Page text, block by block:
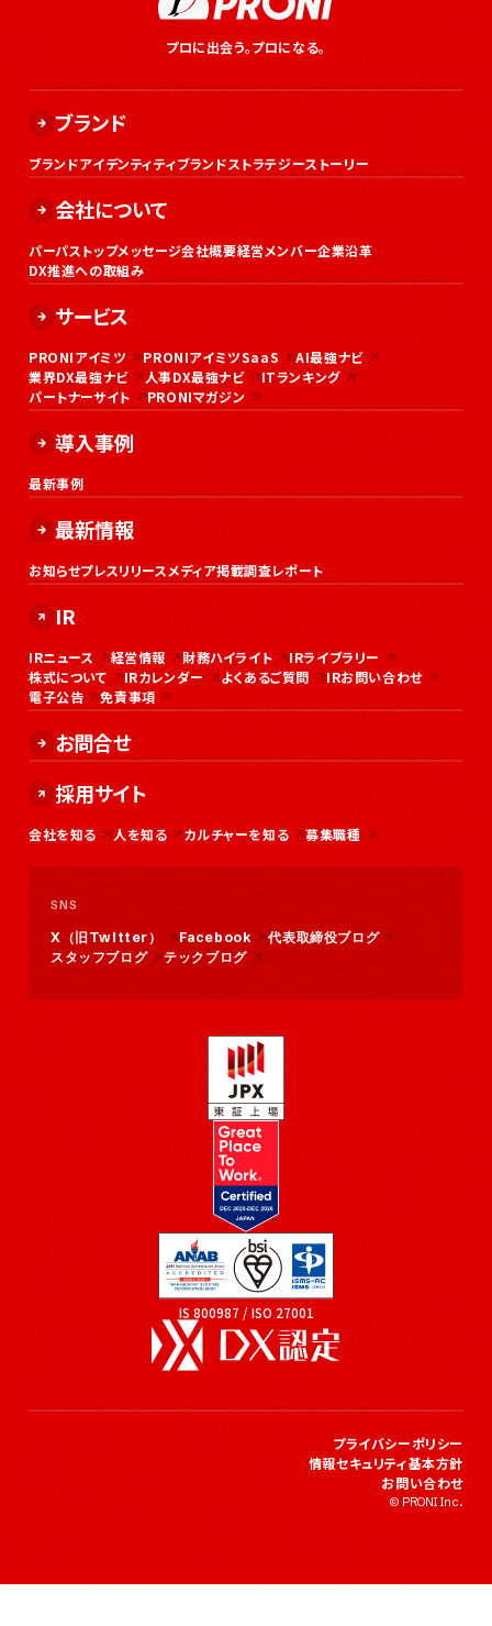
プロに出会う。プロになる。
ブランド
ブランドアイデンティティブランドストラテジーストーリー
会社について
パーパストップメッセージ会社概要経営メンバー企業沿革
DX推進への取組み
サービス
PRONIアイミツ PRONIアイミツSaaS
AI最強ナビ
業界DX最強ナビ
人事DX最強ナビ
ITランキング
パートナーサイト
PRONIマガジン
導入事例
最新事例
最新情報
お知らせプレスリリースメディア掲載調査レポート
IR
IRニュース 経営情報 財務ハイライト
IRライブラリー
株式について
IRカレンダー よくあるご質問
IRお問い合わせ
電子公告
免責事項
お問合せ
採用サイト
会社を知る 人を知る カルチャーを知る 募集職種
SNS
X（旧Twitter） Facebook
代表取締役ブログ
スタッフブログ
テックブログ
IS 800987 / ISO 27001
プライバシーポリシー
情報セキュリティ基本方針
お問い合わせ
© PRONI Inc.